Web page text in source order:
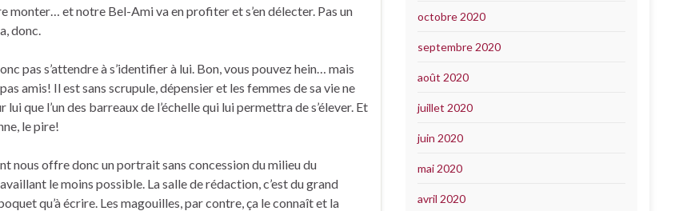
monter… et notre Bel-Ami va en profiter et s’en délecter. Pas un
donc.
pas s’attendre à s’identifier à lui. Bon, vous pouvez hein… mais
amis! Il est sans scrupule, dépensier et les femmes de sa vie ne
lui que l’un des barreaux de l’échelle qui lui permettra de s’élever. Et
le pire!
nous offre donc un portrait sans concession du milieu du
le moins possible. La salle de rédaction, c’est du grand
qu’à écrire. Les magouilles, par contre, ça le connaît et la
octobre 2020
septembre 2020
août 2020
juillet 2020
juin 2020
mai 2020
avril 2020